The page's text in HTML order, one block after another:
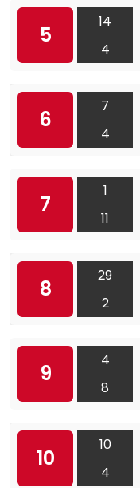
5
14
4
6
7
4
7
1
11
8
29
2
9
4
8
10
10
4